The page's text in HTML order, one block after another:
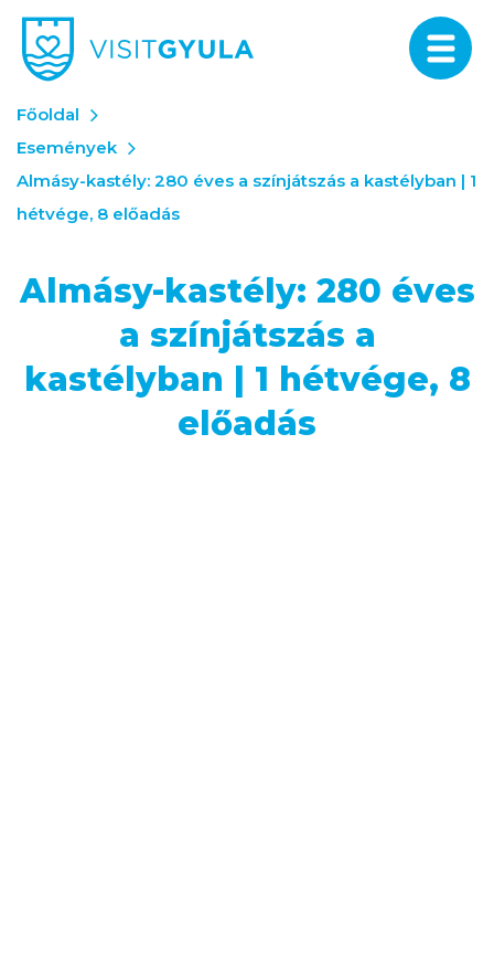
Főoldal
Események
Almásy-kastély: 280 éves a színjátszás a kastélyban | 1
hétvége, 8 előadás
Almásy-kastély: 280 éves
a színjátszás a
kastélyban | 1 hétvége, 8
előadás